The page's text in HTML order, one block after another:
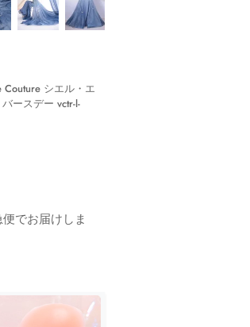
Couture シエル・エ
ースデー vctr-l-
でお届けしま